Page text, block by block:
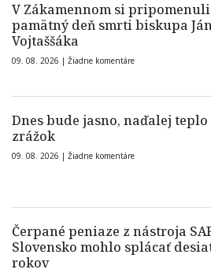
V Zákamennom si pripomenuli
pamätný deň smrti biskupa
Vojtaššáka
09. 08. 2026 | Žiadne komentáre
Dnes bude jasno, naďalej teplo
zrážok
09. 08. 2026 | Žiadne komentáre
Čerpané peniaze z nástroja
Slovensko mohlo splácať
rokov